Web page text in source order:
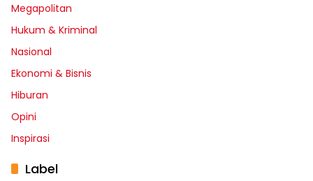
Megapolitan
Hukum & Kriminal
Nasional
Ekonomi & Bisnis
Hiburan
Opini
Inspirasi
Label